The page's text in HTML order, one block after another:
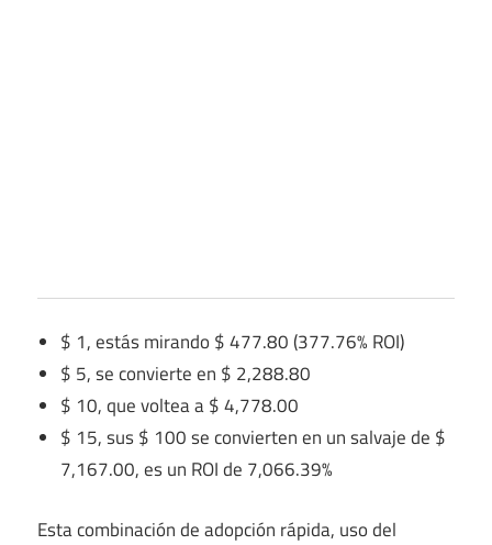
$ 1, estás mirando $ 477.80 (377.76% ROI)
$ 5, se convierte en $ 2,288.80
$ 10, que voltea a $ 4,778.00
$ 15, sus $ 100 se convierten en un salvaje de $
7,167.00, es un ROI de 7,066.39%
Esta combinación de adopción rápida, uso del